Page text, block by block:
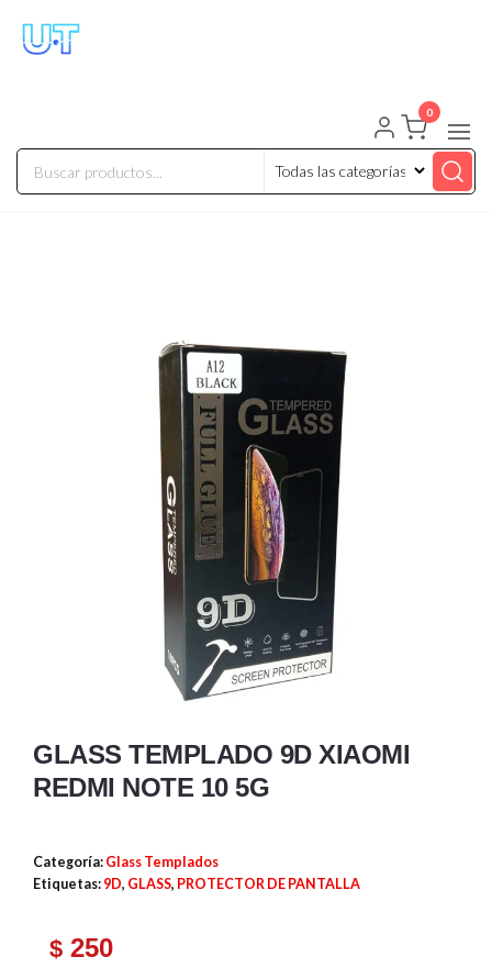
0
GLASS TEMPLADO 9D XIAOMI
REDMI NOTE 10 5G
Categoría: Glass Templados
Etiquetas: 9D, GLASS, PROTECTOR DE PANTALLA
$ 250